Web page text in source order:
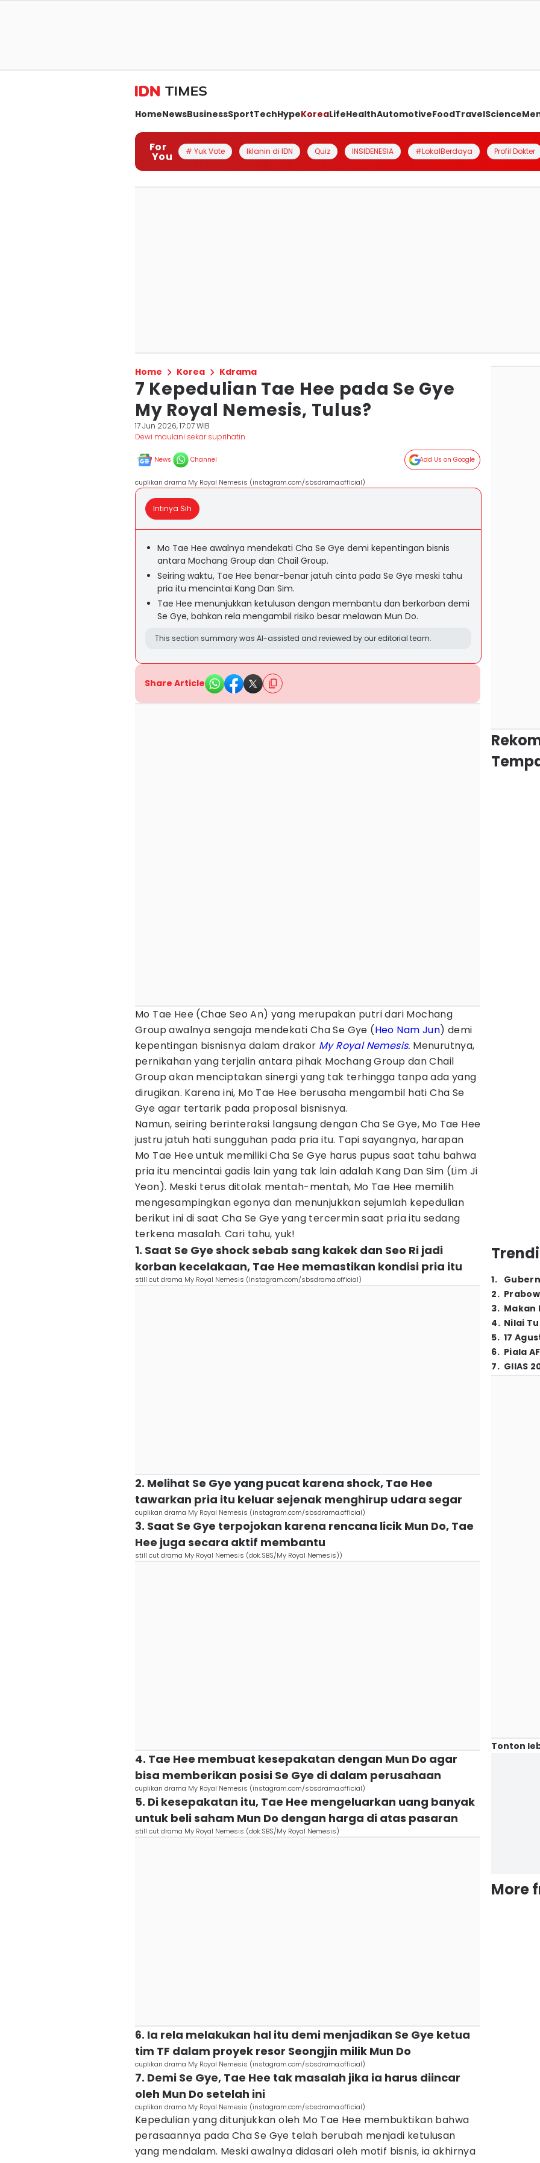
HomeNewsBusinessSportTechHypeKoreaLifeHealthAutomotiveFoodTravelScience
For
You # Yuk Vote Iklanin di IDN Quiz INSIDENESIA #LokalBerdaya Profil Dokter
Home Korea Kdrama
7 Kepedulian Tae Hee pada Se Gye
My Royal Nemesis, Tulus?
17 Jun 2026, 17:07 WIB
Dewi maulani sekar suprihatin
News Channel Add Us on Google
cuplikan drama My Royal Nemesis (instagram.com/sbsdrama.official)
Intinya Sih
Mo Tae Hee awalnya mendekati Cha Se Gye demi kepentingan bisnis
antara Mochang Group dan Chail Group.
Seiring waktu, Tae Hee benar-benar jatuh cinta pada Se Gye meski tahu
pria itu mencintai Kang Dan Sim.
Tae Hee menunjukkan ketulusan dengan membantu dan berkorban demi
Se Gye, bahkan rela mengambil risiko besar melawan Mun Do.
This section summary was AI-assisted and reviewed by our editorial team.
Share Article
Mo Tae Hee (Chae Seo An) yang merupakan putri dari Mochang
Group awalnya sengaja mendekati Cha Se Gye (Heo Nam Jun) demi
kepentingan bisnisnya dalam drakor My Royal Nemesis. Menurutnya,
pernikahan yang terjalin antara pihak Mochang Group dan Chail
Group akan menciptakan sinergi yang tak terhingga tanpa ada yang
dirugikan. Karena ini, Mo Tae Hee berusaha mengambil hati Cha Se
Gye agar tertarik pada proposal bisnisnya.
Namun, seiring berinteraksi langsung dengan Cha Se Gye, Mo Tae Hee
justru jatuh hati sungguhan pada pria itu. Tapi sayangnya, harapan
Mo Tae Hee untuk memiliki Cha Se Gye harus pupus saat tahu bahwa
pria itu mencintai gadis lain yang tak lain adalah Kang Dan Sim (Lim Ji
Yeon). Meski terus ditolak mentah-mentah, Mo Tae Hee memilih
mengesampingkan egonya dan menunjukkan sejumlah kepedulian
berikut ini di saat Cha Se Gye yang tercermin saat pria itu sedang
terkena masalah. Cari tahu, yuk!
1. Saat Se Gye shock sebab sang kakek dan Seo Ri jadi
korban kecelakaan, Tae Hee memastikan kondisi pria itu
still cut drama My Royal Nemesis (instagram.com/sbsdrama.official)
2. Melihat Se Gye yang pucat karena shock, Tae Hee
tawarkan pria itu keluar sejenak menghirup udara segar
cuplikan drama My Royal Nemesis (instagram.com/sbsdrama.official)
3. Saat Se Gye terpojokan karena rencana licik Mun Do, Tae
Hee juga secara aktif membantu
still cut drama My Royal Nemesis (dok.SBS/My Royal Nemesis))
4. Tae Hee membuat kesepakatan dengan Mun Do agar
bisa memberikan posisi Se Gye di dalam perusahaan
cuplikan drama My Royal Nemesis (instagram.com/sbsdrama.official)
5. Di kesepakatan itu, Tae Hee mengeluarkan uang banyak
untuk beli saham Mun Do dengan harga di atas pasaran
still cut drama My Royal Nemesis (dok.SBS/My Royal Nemesis)
6. Ia rela melakukan hal itu demi menjadikan Se Gye ketua
tim TF dalam proyek resor Seongjin milik Mun Do
cuplikan drama My Royal Nemesis (instagram.com/sbsdrama.official)
7. Demi Se Gye, Tae Hee tak masalah jika ia harus diincar
oleh Mun Do setelah ini
cuplikan drama My Royal Nemesis (instagram.com/sbsdrama.official)
Kepedulian yang ditunjukkan oleh Mo Tae Hee membuktikan bahwa
perasaannya pada Cha Se Gye telah berubah menjadi ketulusan
yang mendalam. Meski awalnya didasari oleh motif bisnis, ia akhirnya
1.
2.
3. Makan
4. Nilai
5. 17
6. Piala
7. GIIAS
Tonton
More